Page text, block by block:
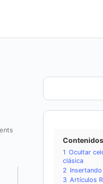
Contenidos
1 Ocultar
clásica
2
3 Artículos